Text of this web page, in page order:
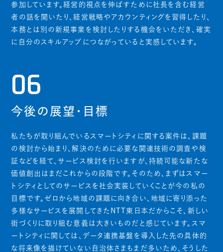
参加しています。経営的視点を伸ばすために社長を含む経営
者の話を聞いたり、経営戦略やアカウンティングを習得したり、
本務とは別の新規事業を検討したりする機会をいただき、確実
に自分のスキルアップにつながっていると実感しています。
06
今後の展望・目標
私たちが取り組んでいるスマートシティに関する案件は、課題
の検討から始まり、解決のために必要な関連技術の調査や検
証などを経て、サービス検討を行いますが、持続可能な新たな
価値創出はまだこれからの段階です。そのため、まずはスマー
トシティとしてのサービスを社会実装していくことが今の私の
目標です。ゼロから地域の課題に向き合い、地域に寄り添った
多様なサービスを展開してきたNTT東日本だからこそ、新しい
街づくりに取り組む意義は大きいものだと感じています。スマ
ートシティに関しては、データ連携基盤を導入した先の具体的
な将来像を描けていない自治体さまもまだ多いため、そうした